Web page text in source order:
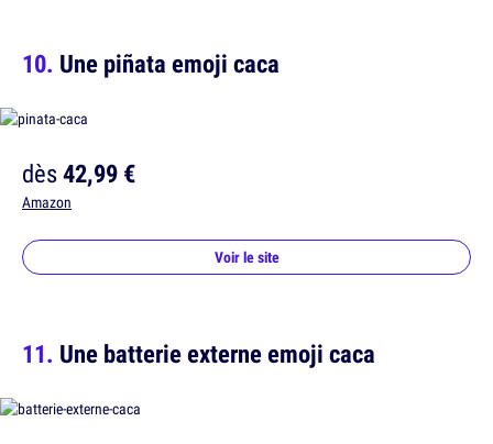
Une piñata emoji caca
dès42,99 €
Amazon
Voir le site
Une batterie externe emoji caca